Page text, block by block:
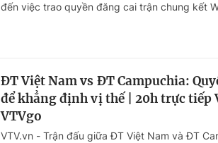
đến việc trao quyền đăng cai trận chung kết
ĐT Việt Nam vs ĐT Campuchia:
để khẳng định vị thế | 20h trực tiếp
VTVgo
VTV.vn - Trận đấu giữa ĐT Việt Nam và ĐT